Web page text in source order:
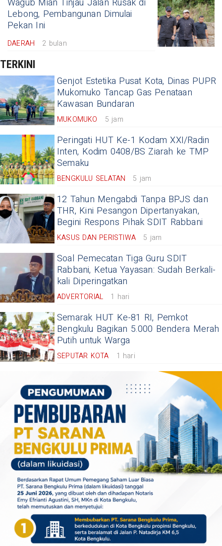
Lebong, Pembangunan Dimulai
Pekan Ini
DAERAH 2 bulan
TERKINI
Genjot Estetika Pusat Kota, Dinas PUPR
Mukomuko Tancap Gas Penataan
Kawasan Bundaran
MUKOMUKO 5 jam
Peringati HUT Ke-1 Kodam XXI/Radin
Inten, Kodim 0408/BS Ziarah ke TMP
Semaku
BENGKULU SELATAN 5 jam
12 Tahun Mengabdi Tanpa BPJS dan
THR, Kini Pesangon Dipertanyakan,
Begini Respons Pihak SDIT Rabbani
KASUS DAN PERISTIWA 5 jam
Soal Pemecatan Tiga Guru SDIT
Rabbani, Ketua Yayasan: Sudah Berkali-
kali Diperingatkan
ADVERTORIAL 1 hari
Semarak HUT Ke-81 RI, Pemkot
Bengkulu Bagikan 5.000 Bendera Merah
Putih untuk Warga
SEPUTAR KOTA 1 hari